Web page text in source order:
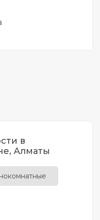
в
Алматы